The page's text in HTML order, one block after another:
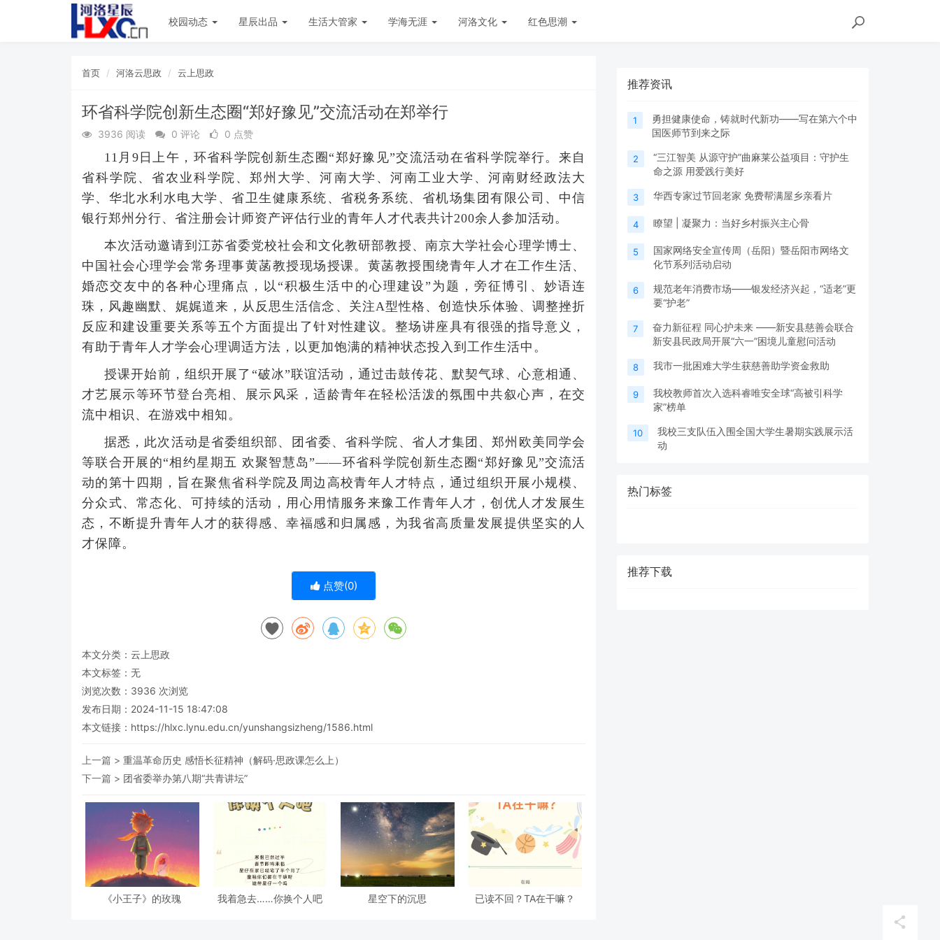
校园动态 星辰出品 生活大管家 学海无涯 河洛文化 红色思潮
首页 河洛云思政 云上思政
环省科学院创新生态圈“郑好豫见”交流活动在郑举行
3936 阅读 0 评论 0 点赞
11月9日上午，环省科学院创新生态圈“郑好豫见”交流活动在省科学院举行。来自
省科学院、省农业科学院、郑州大学、河南大学、河南工业大学、河南财经政法大
学、华北水利水电大学、省卫生健康系统、省税务系统、省机场集团有限公司、中信
银行郑州分行、省注册会计师资产评估行业的青年人才代表共计200余人参加活动。
本次活动邀请到江苏省委党校社会和文化教研部教授、南京大学社会心理学博士、
中国社会心理学会常务理事黄菡教授现场授课。黄菡教授围绕青年人才在工作生活、
婚恋交友中的各种心理痛点，以“积极生活中的心理建设”为题，旁征博引、妙语连
珠，风趣幽默、娓娓道来，从反思生活信念、关注A型性格、创造快乐体验、调整挫折
反应和建设重要关系等五个方面提出了针对性建议。整场讲座具有很强的指导意义，
有助于青年人才学会心理调适方法，以更加饱满的精神状态投入到工作生活中。
授课开始前，组织开展了“破冰”联谊活动，通过击鼓传花、默契气球、心意相通、
才艺展示等环节登台亮相、展示风采，适龄青年在轻松活泼的氛围中共叙心声，在交
流中相识、在游戏中相知。
据悉，此次活动是省委组织部、团省委、省科学院、省人才集团、郑州欧美同学会
等联合开展的“相约星期五 欢聚智慧岛”——环省科学院创新生态圈“郑好豫见”交流活
动的第十四期，旨在聚焦省科学院及周边高校青年人才特点，通过组织开展小规模、
分众式、常态化、可持续的活动，用心用情服务来豫工作青年人才，创优人才发展生
态，不断提升青年人才的获得感、幸福感和归属感，为我省高质量发展提供坚实的人
才保障。
点赞(0)
本文分类： 云上思政
本文标签：无
浏览次数： 3936 次浏览
发布日期：2024-11-15 18:47:08
本文链接： https://hlxc.lynu.edu.cn/yunshangsizheng/1586.html
上一篇 > 重温革命历史 感悟长征精神（解码·思政课怎么上）
下一篇 > 团省委举办第八期“共青讲坛”
《小王子》的玫瑰 我着急去……你换个人吧 星空下的沉思 已读不回？TA在干嘛？
推荐资讯
1
勇担健康使命，铸就时代新功——写在第六个中
国医师节到来之际
2
“三江智美 从源守护”曲麻莱公益项目：守护生
命之源 用爱践行美好
3 华西专家过节回老家 免费帮满屋乡亲看片
4 瞭望 | 凝聚力：当好乡村振兴主心骨
5
国家网络安全宣传周（岳阳）暨岳阳市网络文
化节系列活动启动
6
规范老年消费市场——银发经济兴起，“适老”更
要“护老”
7
奋力新征程 同心护未来 ——新安县慈善会联合
新安县民政局开展“六一”困境儿童慰问活动
8 我市一批困难大学生获慈善助学资金救助
9
我校教师首次入选科睿唯安全球“高被引科学
家”榜单
10
我校三支队伍入围全国大学生暑期实践展示活
动
热门标签
推荐下载